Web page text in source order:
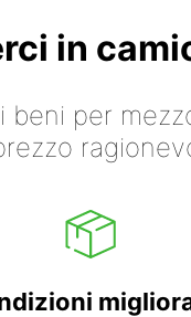
in
per